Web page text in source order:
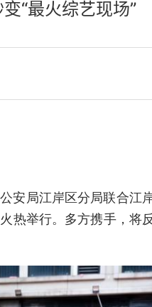
“最火综艺现场”
安局江岸区分局联合江
热举行。多方携手，将